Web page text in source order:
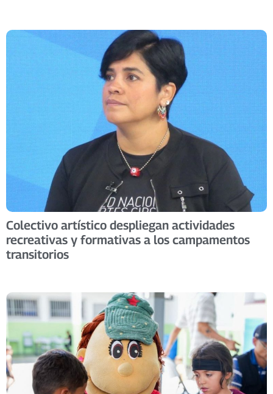
Colectivo artístico despliegan actividades
recreativas y formativas a los campamentos
transitorios